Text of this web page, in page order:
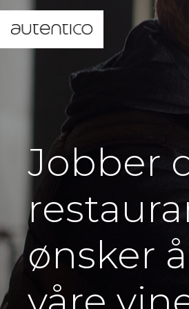
Jobber
ønsker